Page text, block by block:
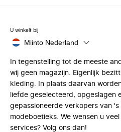
U winkelt bij
Miinto Nederland
In tegenstelling tot de meeste
wij geen magazijn. Eigenlijk
kleding. In plaats daarvan
liefde geselecteerd, opgeslagen
gepassioneerde verkopers van
modeboetieks. We wensen u
services? Volg ons dan!